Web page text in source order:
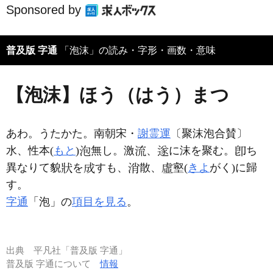
Sponsored by
普及版 字通 「泡沫」の読み・字形・画数・意味
【泡沫】ほう（はう）まつ
あわ。うたかた。南朝宋・ 謝霊運 〔聚沫泡合賛〕
水、性本(もと ) 無し。激 、 に沫を聚む。
ち
異なりて貌
を すも、 散、 壑(きよ がく)に歸
す。
字通 「泡」の項目を見る。
出典 平凡社「普及版 字通」
普及版 字通について情報